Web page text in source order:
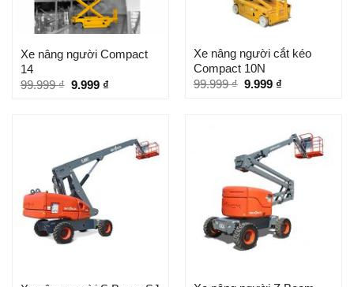
Xe nâng người Compact
14
99.999₫ 9.999 ₫
Xe nâng người cắt kéo
Compact 10N
99.999₫ 9.999 ₫